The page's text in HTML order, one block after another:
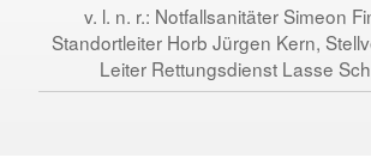
v. l. n. r.: Notfallsanitäter Simeon
Standortleiter Horb Jürgen Kern,
Leiter Rettungsdienst Lasse